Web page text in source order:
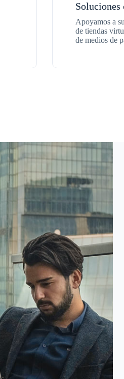
Soluciones
Apoyamos a
de tiendas
de medios de